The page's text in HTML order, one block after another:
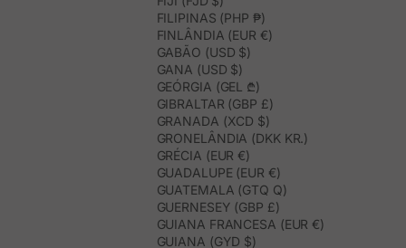
FILIPINAS (PHP ₱)
FINLÂNDIA (EUR €)
GABÃO (USD $)
GANA (USD $)
GEÓRGIA (GEL ₾)
GIBRALTAR (GBP £)
GRANADA (XCD $)
GRONELÂNDIA (DKK KR.)
GRÉCIA (EUR €)
GUADALUPE (EUR €)
GUATEMALA (GTQ Q)
GUERNESEY (GBP £)
GUIANA FRANCESA (EUR €)
GUIANA (GYD $)